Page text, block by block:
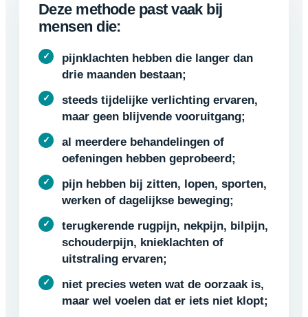
Deze methode past vaak bij
mensen die:
pijnklachten hebben die langer dan
drie maanden bestaan;
steeds tijdelijke verlichting ervaren,
maar geen blijvende vooruitgang;
al meerdere behandelingen of
oefeningen hebben geprobeerd;
pijn hebben bij zitten, lopen, sporten,
werken of dagelijkse beweging;
terugkerende rugpijn, nekpijn, bilpijn,
schouderpijn, knieklachten of
uitstraling ervaren;
niet precies weten wat de oorzaak is,
maar wel voelen dat er iets niet klopt;